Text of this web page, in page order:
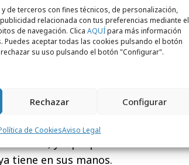
de terceros con fines técnicos, de personalización,
relacionada con tus preferencias mediante el
de navegación. Clica AQUÍpara más información
Puedes aceptar todas las cookies pulsando el botón
su uso pulsando el botón "Configurar".
Rechazar Configurar
de CookiesAviso Legal
lo usa correctamente.
los bancos– lo
puede reducir la
en las aplicaciones de
herramienta de
en ese mismo
un smartphone
para acceder a tu app
Bizum, ya que podrá
tiene en sus manos.